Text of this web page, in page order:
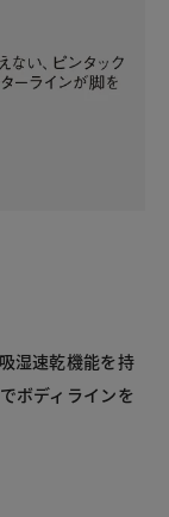
湿速乾機能を持
ボディラインを